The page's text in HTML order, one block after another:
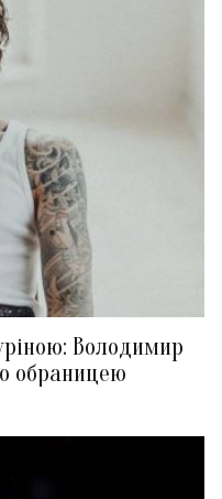
Володимир
обраницею